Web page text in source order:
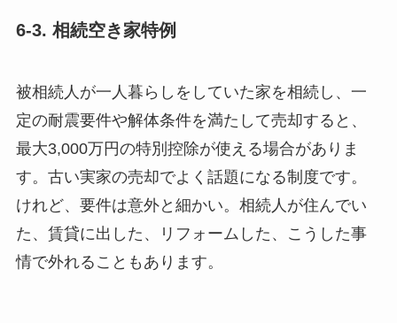
6-3. 相続空き家特例
被相続人が一人暮らしをしていた家を相続し、一
定の耐震要件や解体条件を満たして売却すると、
最大3,000万円の特別控除が使える場合がありま
す。古い実家の売却でよく話題になる制度です。
けれど、要件は意外と細かい。相続人が住んでい
た、賃貸に出した、リフォームした、こうした事
情で外れることもあります。